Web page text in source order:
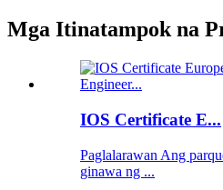
Mga Itinatampok na
IOS Certificate E...
Paglalarawan Ang
ginawa ng ...